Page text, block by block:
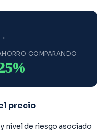
COMPARANDO
precio
nivel de riesgo asociado